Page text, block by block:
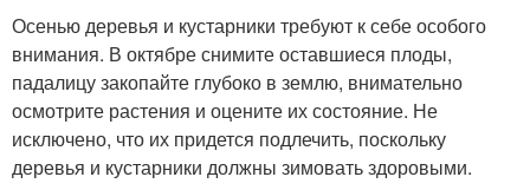
Осенью деревья и кустарники требуют к себе особого
внимания. В октябре снимите оставшиеся плоды,
падалицу закопайте глубоко в землю, внимательно
осмотрите растения и оцените их состояние. Не
исключено, что их придется подлечить, поскольку
деревья и кустарники должны зимовать здоровыми.